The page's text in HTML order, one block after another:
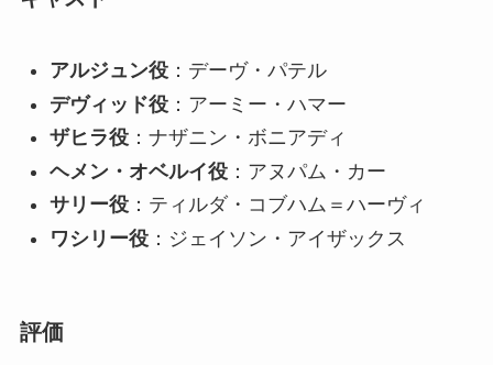
アルジュン役：デーヴ・パテル
デヴィッド役：アーミー・ハマー
ザヒラ役：ナザニン・ボニアディ
ヘメン・オベルイ役：アヌパム・カー
サリー役：ティルダ・コブハム＝ハーヴィ
ワシリー役：ジェイソン・アイザックス
評価